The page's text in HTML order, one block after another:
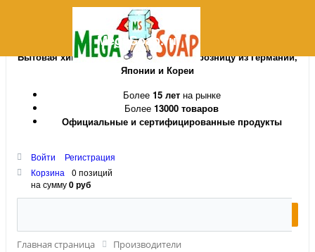
MegaSoap.ru
Бытовая химия и косметика оптом и в розницу из Германии,
Японии и Кореи
Более 15 летна рынке
Более 13000 товаров
Официальные и сертифицированные продукты
Войти
Регистрация
Корзина
0 позиций
на сумму0 руб
Главная страница
Производители